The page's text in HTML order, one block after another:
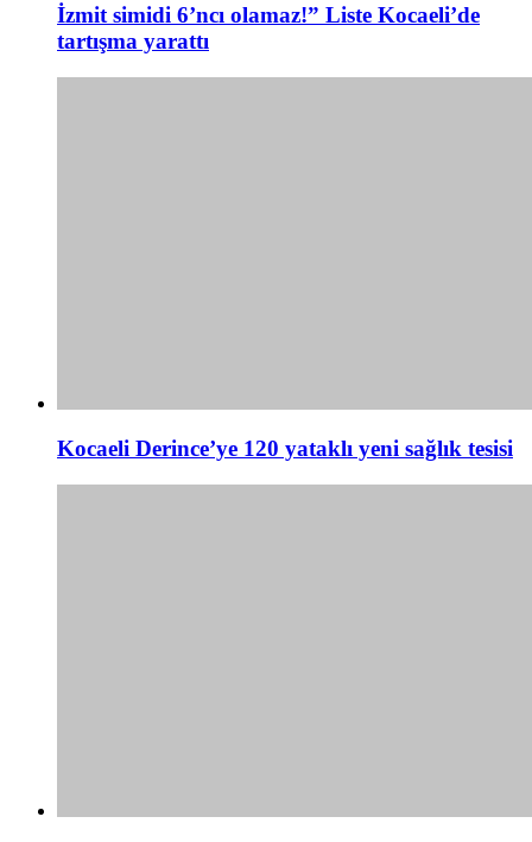
İzmit simidi 6’ncı olamaz!” Liste Kocaeli’de
tartışma yarattı
Kocaeli Derince’ye 120 yataklı yeni sağlık tesisi